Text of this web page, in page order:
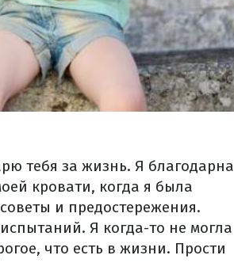
тебя за жизнь. Я благодарна
кровати, когда я была
и предостережения.
Я когда-то не могла
что есть в жизни. Прости